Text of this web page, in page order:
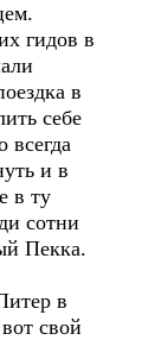
гидов в
в
себе
всегда
и в
в ту
сотни
Пекка.
в
свой